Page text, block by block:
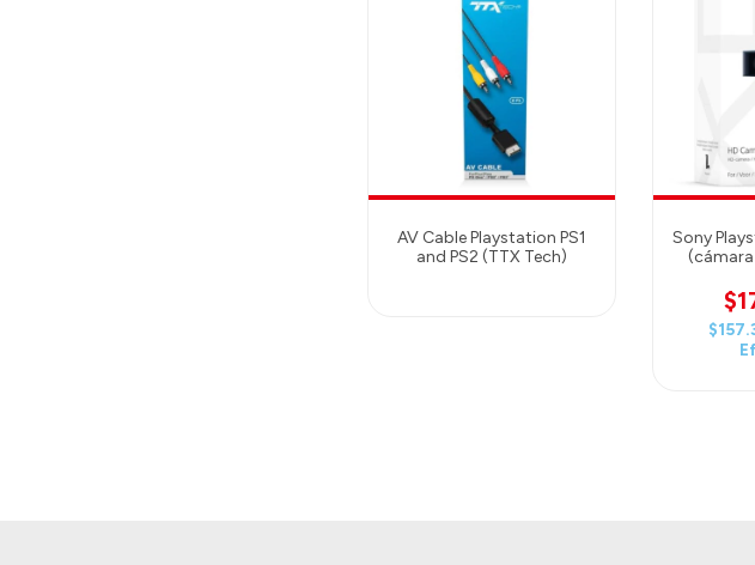
AV Cable Playstation PS1
and PS2 (TTX Tech)
Sony